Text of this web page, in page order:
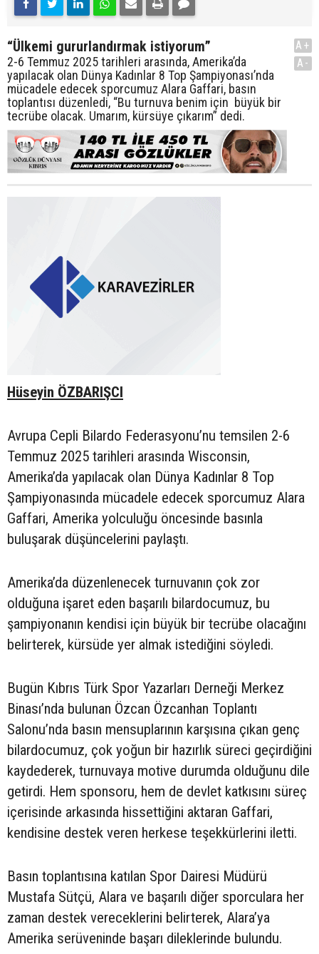
“Ülkemi gururlandırmak istiyorum”
2-6 Temmuz 2025 tarihleri arasında, Amerika’da
yapılacak olan Dünya Kadınlar 8 Top Şampiyonası’nda
mücadele edecek sporcumuz Alara Gaffari, basın
toplantısı düzenledi, “Bu turnuva benim için büyük bir
tecrübe olacak. Umarım, kürsüye çıkarım” dedi.
A+
A-
Hüseyin ÖZBARIŞCI
Avrupa Cepli Bilardo Federasyonu’nu temsilen 2-6
Temmuz 2025 tarihleri arasında Wisconsin,
Amerika’da yapılacak olan Dünya Kadınlar 8 Top
Şampiyonasında mücadele edecek sporcumuz Alara
Gaffari, Amerika yolculuğu öncesinde basınla
buluşarak düşüncelerini paylaştı.
Amerika’da düzenlenecek turnuvanın çok zor
olduğuna işaret eden başarılı bilardocumuz, bu
şampiyonanın kendisi için büyük bir tecrübe olacağını
belirterek, kürsüde yer almak istediğini söyledi.
Bugün Kıbrıs Türk Spor Yazarları Derneği Merkez
Binası’nda bulunan Özcan Özcanhan Toplantı
Salonu’nda basın mensuplarının karşısına çıkan genç
bilardocumuz, çok yoğun bir hazırlık süreci geçirdiğini
kaydederek, turnuvaya motive durumda olduğunu dile
getirdi. Hem sponsoru, hem de devlet katkısını süreç
içerisinde arkasında hissettiğini aktaran Gaffari,
kendisine destek veren herkese teşekkürlerini iletti.
Basın toplantısına katılan Spor Dairesi Müdürü
Mustafa Sütçü, Alara ve başarılı diğer sporculara her
zaman destek vereceklerini belirterek, Alara’ya
Amerika serüveninde başarı dileklerinde bulundu.